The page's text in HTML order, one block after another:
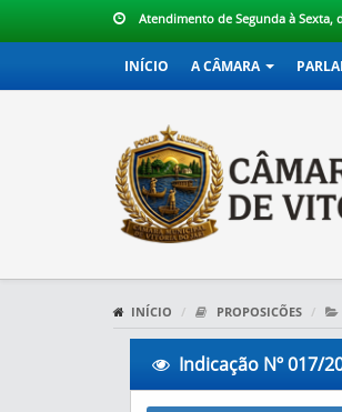
Atendimento de Segunda à Sexta,
INÍCIO A CÂMARA
INÍCIO PROPOSICÕES
Indicação Nº 017/